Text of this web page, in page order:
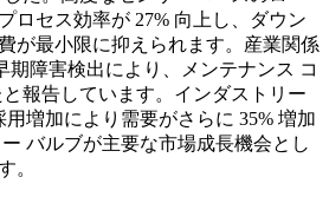
ロセス効率が 27% 向上し、ダウン
が最小限に抑えられます。産業関係
期障害検出により、メンテナンス コ
報告しています。インダストリー
増加により需要がさらに 35% 増加
バルブが主要な市場成長機会とし
。